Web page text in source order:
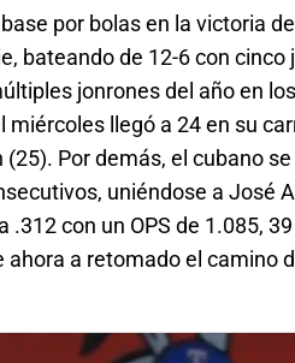
por bolas en la victoria
bateando de 12-6 con
jonrones del año en
llegó a 24 en su
Por demás, el cubano
uniéndose a José
con un OPS de 1.085,
a retomado el camino